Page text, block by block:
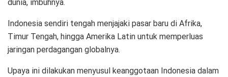
dunia, imbuhnya.
Indonesia sendiri tengah menjajaki pasar baru di Afrika,
Timur Tengah, hingga Amerika Latin untuk memperluas
jaringan perdagangan globalnya.
Upaya ini dilakukan menyusul keanggotaan Indonesia dalam